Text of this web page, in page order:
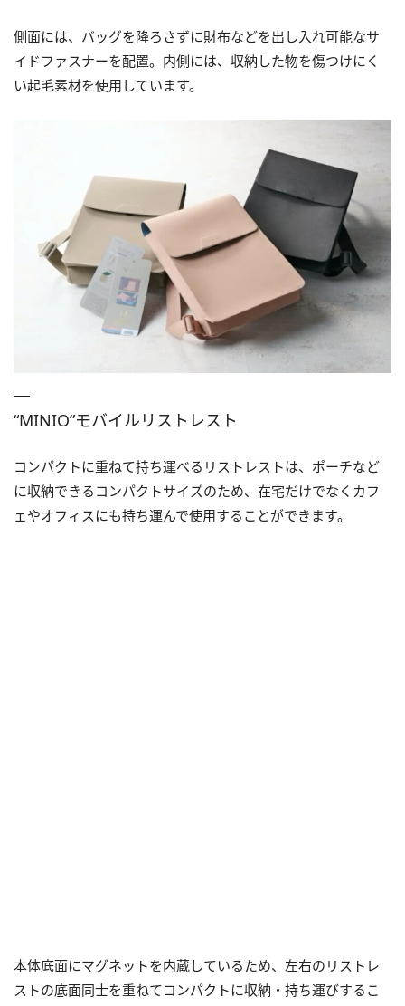
側面には、バッグを降ろさずに財布などを出し入れ可能なサ
イドファスナーを配置。内側には、収納した物を傷つけにく
い起毛素材を使用しています。
“MINIO”モバイルリストレスト
コンパクトに重ねて持ち運べるリストレストは、ポーチなど
に収納できるコンパクトサイズのため、在宅だけでなくカフ
ェやオフィスにも持ち運んで使用することができます。
本体底面にマグネットを内蔵しているため、左右のリストレ
ストの底面同士を重ねてコンパクトに収納・持ち運びするこ